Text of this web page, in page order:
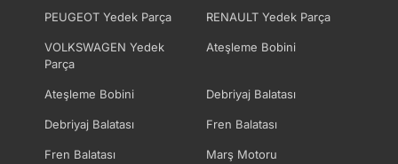
PEUGEOT Yedek Parça RENAULT Yedek Parça
VOLKSWAGEN Yedek
Parça
Ateşleme Bobini
Ateşleme Bobini Debriyaj Balatası
Debriyaj Balatası Fren Balatası
Fren Balatası Marş Motoru